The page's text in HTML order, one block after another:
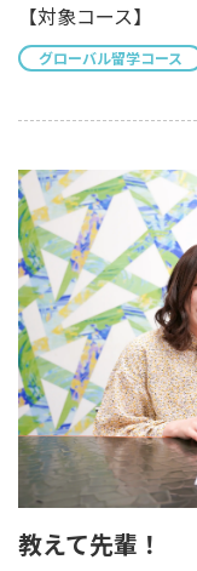
【対象コース】
グローバル留学コース
教えて先輩！